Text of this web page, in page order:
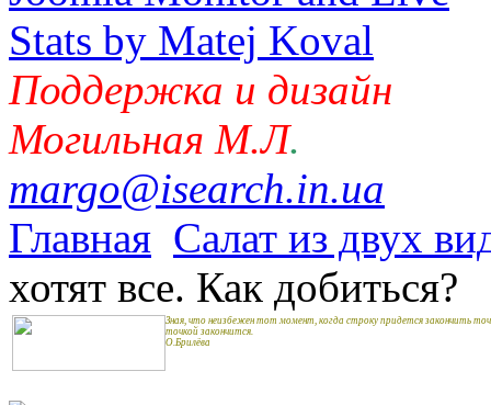
Поддержка и дизайн
Могильная М.Л.
margo@isearch.in.ua
Главная Салат из двух
хотят все. Как добиться?
Зная, что неизбежен тот момент, когда строку придется закончить
точкой закончится.
О.Брилёва